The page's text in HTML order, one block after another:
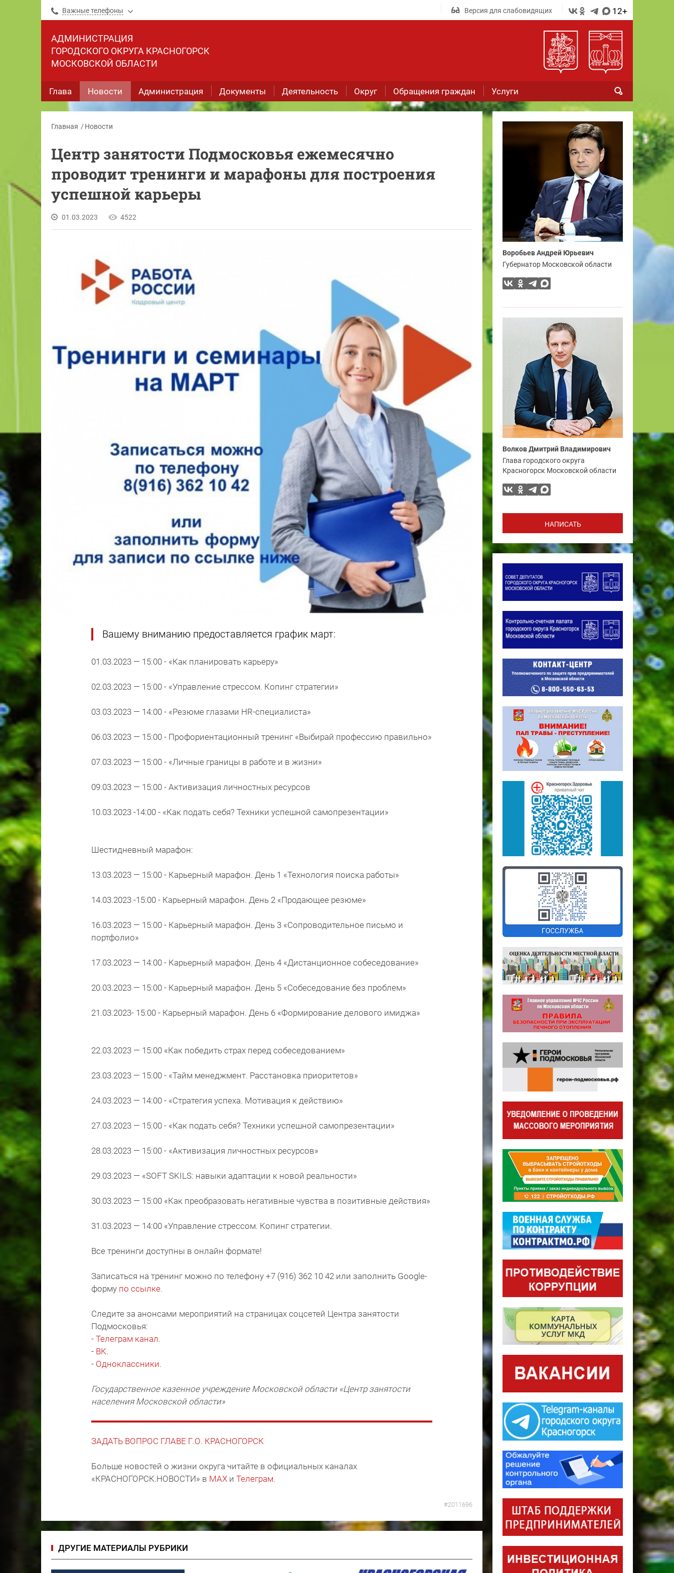
Важные телефоны Версия для слабовидящих 12+
АДМИНИСТРАЦИЯ
ГОРОДСКОГО ОКРУГА КРАСНОГОРСК
МОСКОВСКОЙ ОБЛАСТИ
Глава Новости Администрация Документы Деятельность Округ Обращения граждан Услуги
Главная Новости
Центр занятости Подмосковья ежемесячно
проводит тренинги и марафоны для построения
успешной карьеры
01.03.2023 4522
Вашему вниманию предоставляется график март:
01.03.2023 — 15:00 - «Как планировать карьеру»
02.03.2023 — 15:00 - «Управление стрессом. Копинг стратегии»
03.03.2023 — 14:00 - «Резюме глазами HR-специалиста»
06.03.2023 — 15:00 - Профориентационный тренинг «Выбирай профессию правильно»
07.03.2023 — 15:00 - «Личные границы в работе и в жизни»
09.03.2023 — 15:00 - Активизация личностных ресурсов
10.03.2023 -14:00 - «Как подать себя? Техники успешной самопрезентации»
Шестидневный марафон:
13.03.2023 — 15:00 - Карьерный марафон. День 1 «Технология поиска работы»
14.03.2023 -15:00 - Карьерный марафон. День 2 «Продающее резюме»
16.03.2023 — 15:00 - Карьерный марафон. День 3 «Сопроводительное письмо и
портфолио»
17.03.2023 — 14:00 - Карьерный марафон. День 4 «Дистанционное собеседование»
20.03.2023 — 15:00 - Карьерный марафон. День 5 «Собеседование без проблем»
21.03.2023- 15:00 - Карьерный марафон. День 6 «Формирование делового имиджа»
22.03.2023 — 15:00 «Как победить страх перед собеседованием»
23.03.2023 — 15:00 - «Тайм менеджмент. Расстановка приоритетов»
24.03.2023 — 14:00 - «Стратегия успеха. Мотивация к действию»
27.03.2023 — 15:00 - «Как подать себя? Техники успешной самопрезентации»
28.03.2023 — 15:00 - «Активизация личностных ресурсов»
29.03.2023 — «SOFT SKILS: навыки адаптации к новой реальности»
30.03.2023 — 15:00 «Как преобразовать негативные чувства в позитивные действия»
31.03.2023 — 14:00 «Управление стрессом. Копинг стратегии.
Все тренинги доступны в онлайн формате!
Записаться на тренинг можно по телефону +7 (916) 362 10 42 или заполнить Google-
форму по ссылке.
Следите за анонсами мероприятий на страницах соцсетей Центра занятости
Подмосковья:
- Телеграм канал.
- ВК.
- Одноклассники.
Государственное казенное учреждение Московской области «Центр занятости
населения Московской области»
ЗАДАТЬ ВОПРОС ГЛАВЕ Г.О. КРАСНОГОРСК
Больше новостей о жизни округа читайте в официальных каналах
«КРАСНОГОРСК.НОВОСТИ» в MAX и Телеграм.
#2011696
ДРУГИЕ МАТЕРИАЛЫ РУБРИКИ
Воробьев Андрей Юрьевич
Губернатор Московской области
Волков Дмитрий Владимирович
Глава городского округа
Красногорск Московской области
НАПИСАТЬ